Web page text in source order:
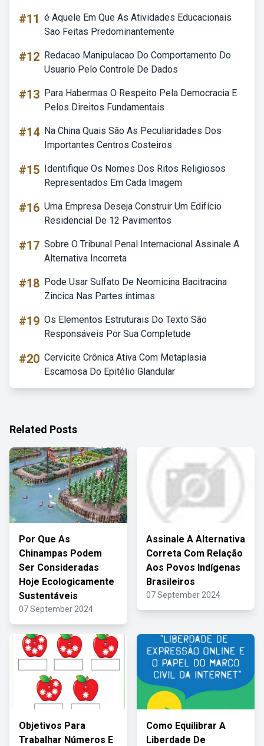
#11 é Aquele Em Que As Atividades Educacionais
Sao Feitas Predominantemente
#12 Redacao Manipulacao Do Comportamento Do
Usuario Pelo Controle De Dados
#13 Para Habermas O Respeito Pela Democracia E
Pelos Direitos Fundamentais
#14 Na China Quais São As Peculiaridades Dos
Importantes Centros Costeiros
#15 Identifique Os Nomes Dos Ritos Religiosos
Representados Em Cada Imagem
#16 Uma Empresa Deseja Construir Um Edifício
Residencial De 12 Pavimentos
#17 Sobre O Tribunal Penal Internacional Assinale A
Alternativa Incorreta
#18 Pode Usar Sulfato De Neomicina Bacitracina
Zincica Nas Partes íntimas
#19 Os Elementos Estruturais Do Texto São
Responsáveis Por Sua Completude
#20 Cervicite Crônica Ativa Com Metaplasia
Escamosa Do Epitélio Glandular
Related Posts
Por Que As
Chinampas Podem
Ser Consideradas
Hoje Ecologicamente
Sustentáveis
07 September 2024
Assinale A Alternativa
Correta Com Relação
Aos Povos Indígenas
Brasileiros
07 September 2024
Objetivos Para
Trabalhar Números E
Como Equilibrar A
Liberdade De